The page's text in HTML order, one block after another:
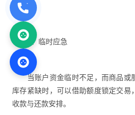
用户。
2、临时应急
当账户资金临时不足，而商品或
库存紧缺时，可以借助额度锁定交易
收款与还款安排。